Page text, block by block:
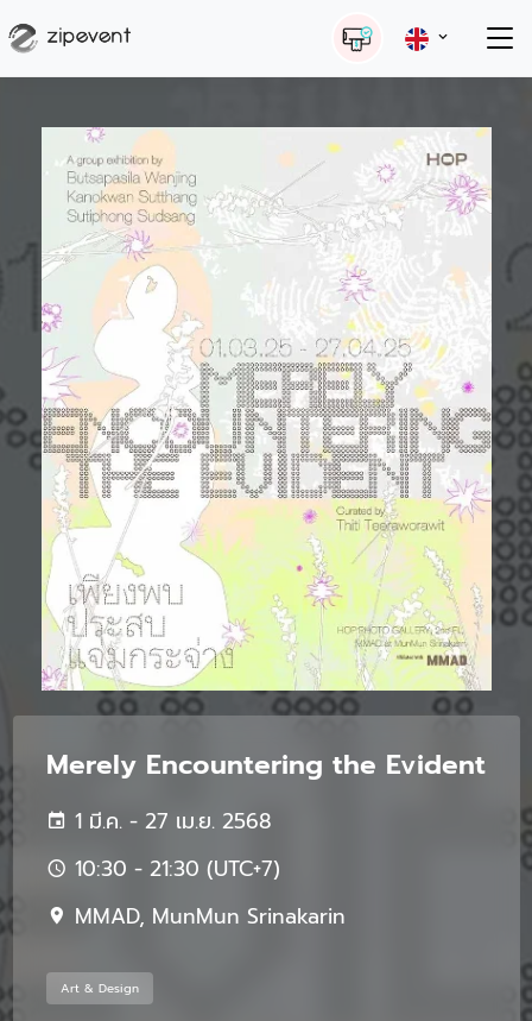
Merely Encountering the Evident
1 มี.ค. - 27 เม.ย. 2568
10:30 - 21:30 (UTC+7)
MMAD, MunMun Srinakarin
Art & Design